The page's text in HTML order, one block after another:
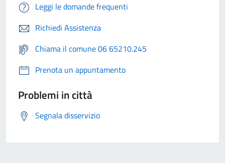
Leggi le domande frequenti
Richiedi Assistenza
Chiama il comune 06 65210.245
Prenota un appuntamento
Problemi in città
Segnala disservizio